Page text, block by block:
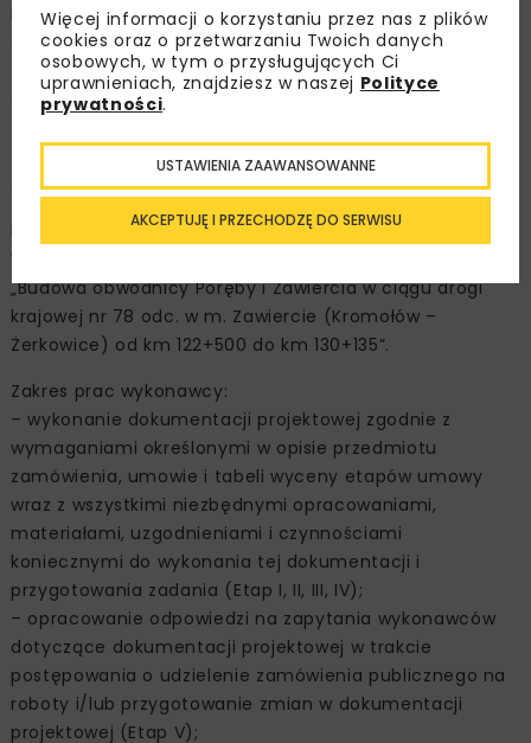
Realizowany będzie w systemie „Buduj”, jako kolejny
etap powstawania ciągu obwodnicy. 24 września 2019 r.
otwarliśmy oferty na wykonanie kompleksowej
dokumentacji projektowej odcinka Kromołów –
zamierzał przeznaczyć na sfinansowanie zamówienia: 4
045 829,81 zł.
Nazwa zamówienia:
Wykonanie dokumentacji projektowej dla zadania
„Budowa obwodnicy Poręby i Zawiercia w ciągu drogi
krajowej nr 78 odc. w m. Zawiercie (Kromołów –
Żerkowice) od km 122+500 do km 130+135”.
Zakres prac wykonawcy:
– wykonanie dokumentacji projektowej zgodnie z
wymaganiami określonymi w opisie przedmiotu
zamówienia, umowie i tabeli wyceny etapów umowy
wraz z wszystkimi niezbędnymi opracowaniami,
materiałami, uzgodnieniami i czynnościami
koniecznymi do wykonania tej dokumentacji i
przygotowania zadania (Etap I, II, III, IV);
– opracowanie odpowiedzi na zapytania wykonawców
dotyczące dokumentacji projektowej w trakcie
postępowania o udzielenie zamówienia publicznego na
roboty i/lub przygotowanie zmian w dokumentacji
projektowej (Etap V);
Więcej informacji o korzystaniu przez nas z plików
cookies oraz o przetwarzaniu Twoich danych
osobowych, w tym o przysługujących Ci
uprawnieniach, znajdziesz w naszej Polityce
prywatności.
AKCEPTUJĘ I PRZECHODZĘ DO SERWISU
USTAWIENIA ZAAWANSOWANNE